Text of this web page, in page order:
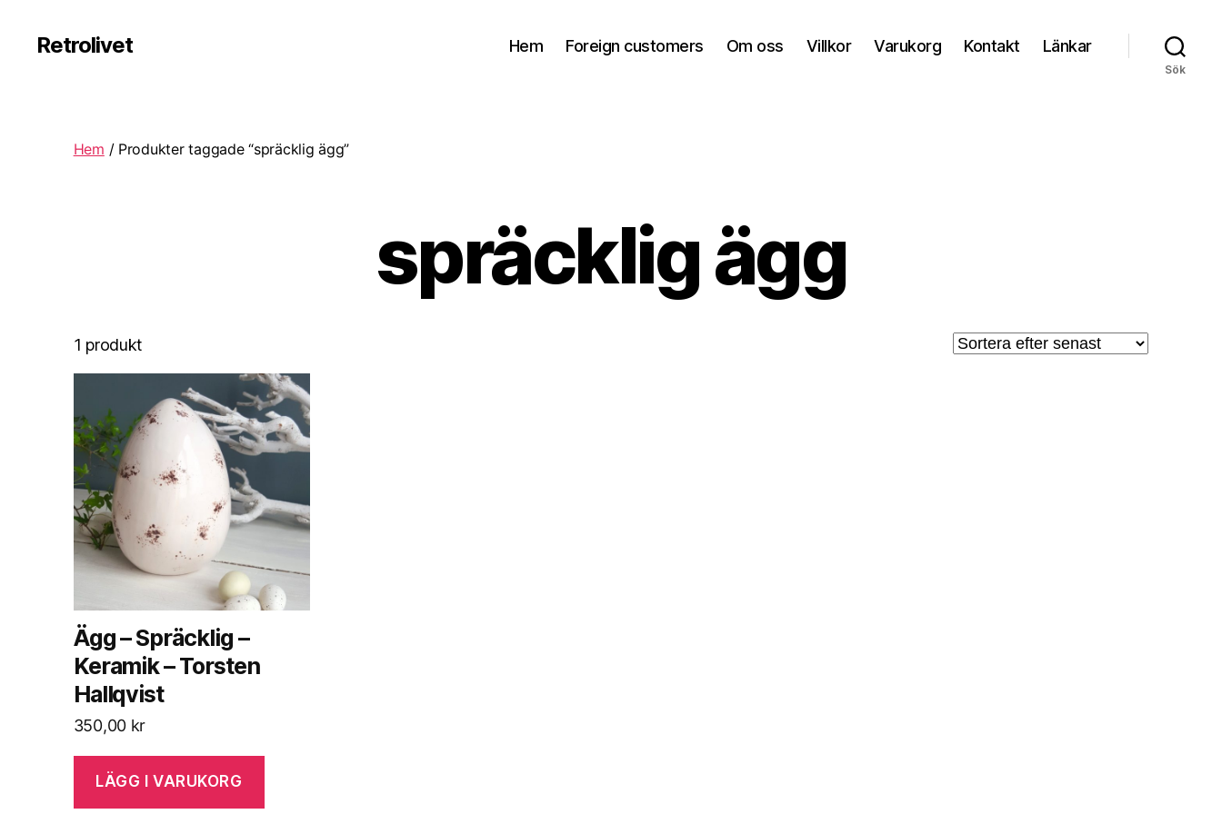
Retrolivet Hem Foreign customers Om oss Villkor Varukorg Kontakt Länkar
Sök
Hem / Produkter taggade “spräcklig ägg”
spräcklig ägg
1 produkt
Ägg – Spräcklig –
Keramik – Torsten
Hallqvist
350,00 kr
LÄGG I VARUKORG